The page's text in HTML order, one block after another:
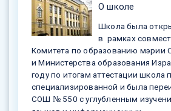
О школе
Школа была
в рамках
Комитета по образованию мэрии
и Министерства образования
году по итогам аттестации школа
специализированной и была
СОШ № 550 с углубленным